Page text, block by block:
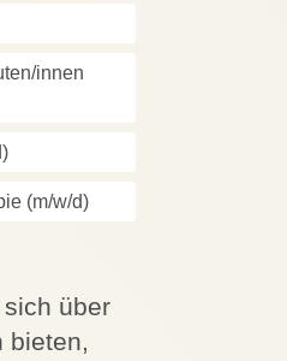
innen
(m/w/d)
über
bieten,